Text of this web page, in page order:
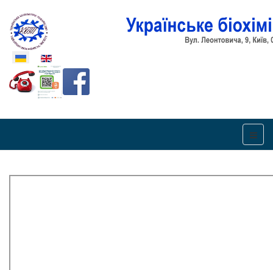
Оберіть свою мову